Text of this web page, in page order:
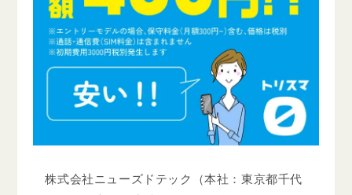
株式会社ニューズドテック（本社：東京都千代